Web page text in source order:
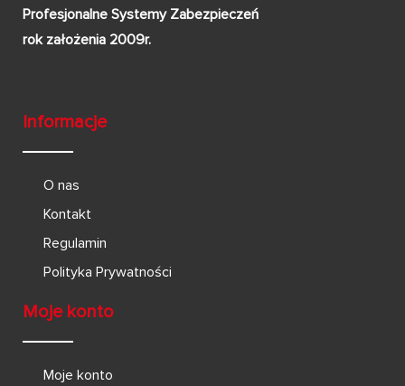
Profesjonalne Systemy Zabezpieczeń
rok założenia 2009r.
Informacje
O nas
Kontakt
Regulamin
Polityka Prywatności
Moje konto
Moje konto